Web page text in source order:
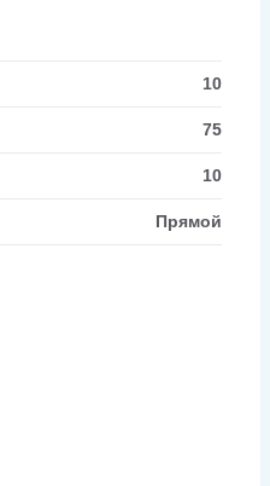
10
75
10
Прямой